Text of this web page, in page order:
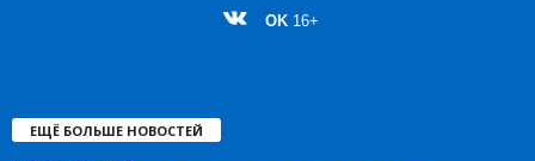
OK 16+
ЕЩЁ БОЛЬШЕ НОВОСТЕЙ